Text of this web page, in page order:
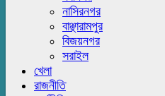
নাসিরনগর
বাঞ্ছারামপুর
বিজয়নগর
সরাইল
খেলা
রাজনীতি